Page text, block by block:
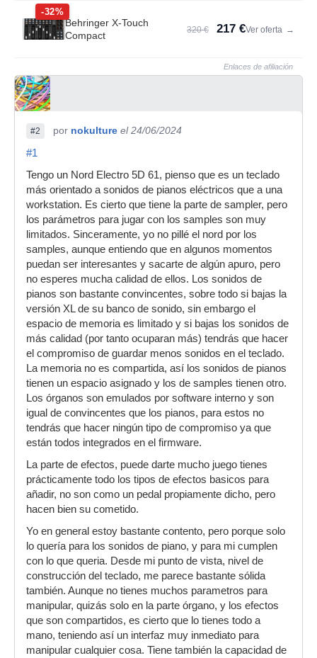
-32%
Behringer X-Touch
Compact
320 € 217 €Ver oferta →
Enlaces de afiliación
#2 por nokulture el 24/06/2024
#1
Tengo un Nord Electro 5D 61, pienso que es un teclado
más orientado a sonidos de pianos eléctricos que a una
workstation. Es cierto que tiene la parte de sampler, pero
los parámetros para jugar con los samples son muy
limitados. Sinceramente, yo no pillé el nord por los
samples, aunque entiendo que en algunos momentos
puedan ser interesantes y sacarte de algún apuro, pero
no esperes mucha calidad de ellos. Los sonidos de
pianos son bastante convincentes, sobre todo si bajas la
versión XL de su banco de sonido, sin embargo el
espacio de memoria es limitado y si bajas los sonidos de
más calidad (por tanto ocuparan más) tendrás que hacer
el compromiso de guardar menos sonidos en el teclado.
La memoria no es compartida, así los sonidos de pianos
tienen un espacio asignado y los de samples tienen otro.
Los órganos son emulados por software interno y son
igual de convincentes que los pianos, para estos no
tendrás que hacer ningún tipo de compromiso ya que
están todos integrados en el firmware.
La parte de efectos, puede darte mucho juego tienes
prácticamente todo los tipos de efectos basicos para
añadir, no son como un pedal propiamente dicho, pero
hacen bien su cometido.
Yo en general estoy bastante contento, pero porque solo
lo quería para los sonidos de piano, y para mi cumplen
con lo que queria. Desde mi punto de vista, nivel de
construcción del teclado, me parece bastante sólida
también. Aunque no tienes muchos parametros para
manipular, quizás solo en la parte órgano, y los efectos
que son compartidos, es cierto que lo tienes todo a
mano, teniendo así un interfaz muy inmediato para
manipular cualquier cosa. Tiene también la capacidad de